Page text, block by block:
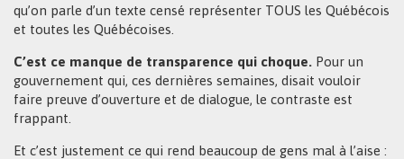
qu’on parle d’un texte censé représenter TOUS les Québécois
et toutes les Québécoises.
C’est ce manque de transparence qui choque. Pour un
gouvernement qui, ces dernières semaines, disait vouloir
faire preuve d’ouverture et de dialogue, le contraste est
frappant.
Et c’est justement ce qui rend beaucoup de gens mal à l’aise :